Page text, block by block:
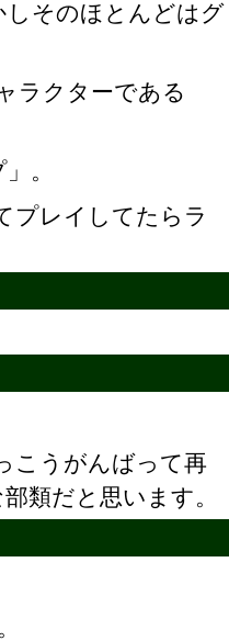
そのほとんどはグ
ラクターである
。
プレイしてたらラ
こうがんばって再
類だと思います。